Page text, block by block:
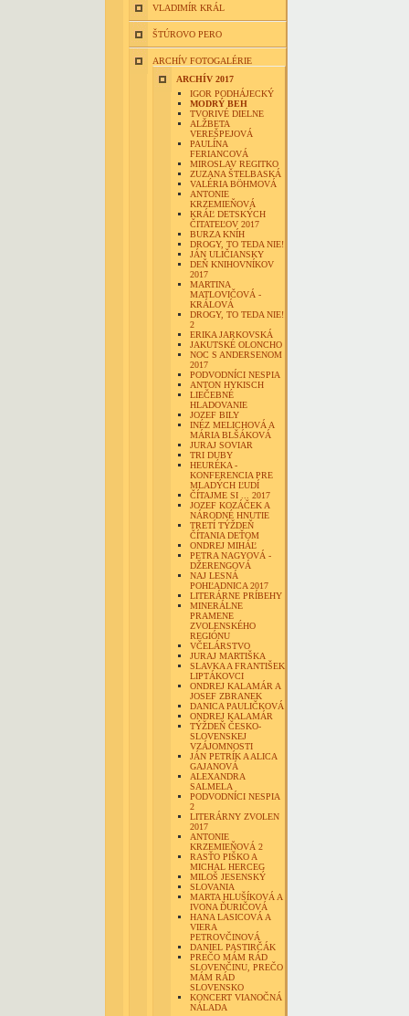
VLADIMÍR KRÁL
ŠTÚROVO PERO
ARCHÍV FOTOGALÉRIE
ARCHÍV 2017
IGOR PODHÁJECKÝ
MODRÝ BEH
TVORIVÉ DIELNE
ALŽBETA
VEREŠPEJOVÁ
PAULÍNA
FERIANCOVÁ
MIROSLAV REGITKO
ZUZANA ŠTELBASKÁ
VALÉRIA BÖHMOVÁ
ANTONIE
KRZEMIEŇOVÁ
KRÁĽ DETSKÝCH
ČITATEĽOV 2017
BURZA KNÍH
DROGY, TO TEDA NIE!
JÁN ULIČIANSKY
DEŇ KNIHOVNÍKOV
2017
MARTINA
MATLOVIČOVÁ -
KRÁLOVÁ
DROGY, TO TEDA NIE!
2
ERIKA JARKOVSKÁ
JAKUTSKÉ OLONCHO
NOC S ANDERSENOM
2017
PODVODNÍCI NESPIA
ANTON HYKISCH
LIEČEBNÉ
HLADOVANIE
JOZEF BILY
INÉZ MELICHOVÁ A
MÁRIA BLŠÁKOVÁ
JURAJ SOVIAR
TRI DUBY
HEURÉKA -
KONFERENCIA PRE
MLADÝCH ĽUDÍ
ČÍTAJME SI ... 2017
JOZEF KOZÁČEK A
NÁRODNÉ HNUTIE
TRETÍ TÝŽDEŇ
ČÍTANIA DEŤOM
ONDREJ MIHÁĽ
PETRA NAGYOVÁ -
DŽERENGOVÁ
NAJ LESNÁ
POHĽADNICA 2017
LITERÁRNE PRÍBEHY
MINERÁLNE
PRAMENE
ZVOLENSKÉHO
REGIÓNU
VČELÁRSTVO
JURAJ MARTIŠKA
SLAVKA A FRANTIŠEK
LIPTÁKOVCI
ONDREJ KALAMÁR A
JOSEF ZBRANEK
DANICA PAULIČKOVÁ
ONDREJ KALAMÁR
TÝŽDEŇ ČESKO-
SLOVENSKEJ
VZÁJOMNOSTI
JÁN PETRÍK A ALICA
GAJANOVÁ
ALEXANDRA
SALMELA
PODVODNÍCI NESPIA
2
LITERÁRNY ZVOLEN
2017
ANTONIE
KRZEMIEŇOVÁ 2
RASŤO PIŠKO A
MICHAL HERCEG
MILOŠ JESENSKÝ
SLOVANIA
MARTA HLUŠÍKOVÁ A
IVONA ĎURIČOVÁ
HANA LASICOVÁ A
VIERA
PETROVČINOVÁ
DANIEL PASTIRČÁK
PREČO MÁM RÁD
SLOVENČINU, PREČO
MÁM RÁD
SLOVENSKO
KONCERT VIANOČNÁ
NÁLADA